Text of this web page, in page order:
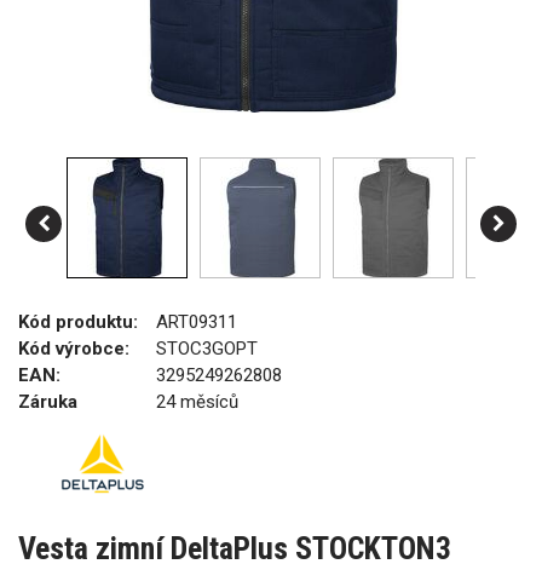
Kód produktu:
ART09311
Kód výrobce:
STOC3GOPT
EAN:
3295249262808
Záruka
24 měsíců
Vesta zimní DeltaPlus STOCKTON3